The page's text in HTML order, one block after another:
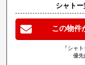
シャト
この物件
『シャ
優先